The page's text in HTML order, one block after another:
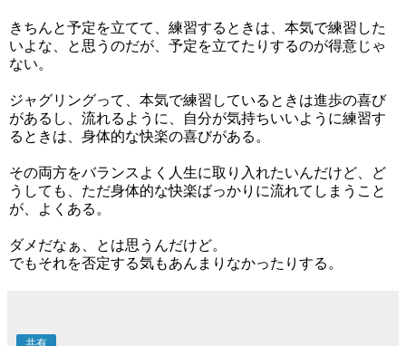
きちんと予定を立てて、練習するときは、本気で練習した
いよな、と思うのだが、予定を立てたりするのが得意じゃ
ない。
ジャグリングって、本気で練習しているときは進歩の喜び
があるし、流れるように、自分が気持ちいいように練習す
るときは、身体的な快楽の喜びがある。
その両方をバランスよく人生に取り入れたいんだけど、ど
うしても、ただ身体的な快楽ばっかりに流れてしまうこと
が、よくある。
ダメだなぁ、とは思うんだけど。
でもそれを否定する気もあんまりなかったりする。
共有